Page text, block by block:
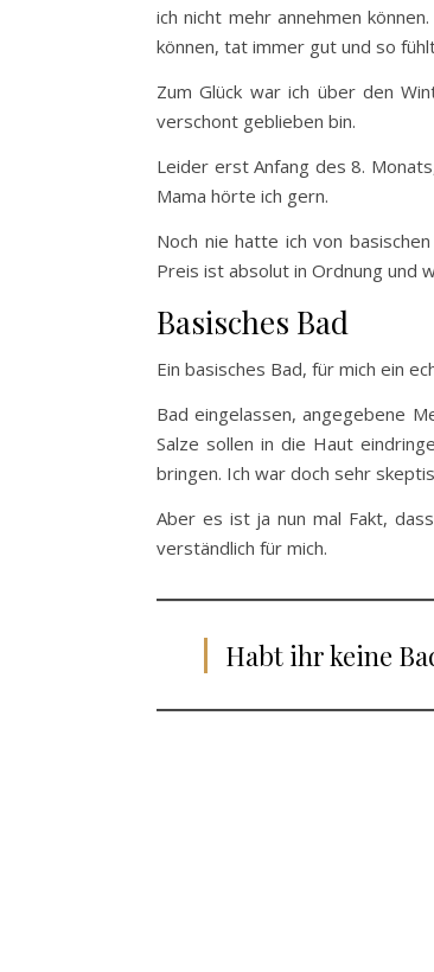
ich nicht mehr annehmen
können, tat immer gut und so
Zum Glück war ich über den
verschont geblieben bin.
Leider erst Anfang des 8.
Mama hörte ich gern.
Noch nie hatte ich von
Preis ist absolut in Ordnung und
Basisches Bad
Ein basisches Bad, für mich ein
Bad eingelassen, angegebene
Salze sollen in die Haut
bringen. Ich war doch sehr
Aber es ist ja nun mal Fakt,
verständlich für mich.
Habt ihr keine